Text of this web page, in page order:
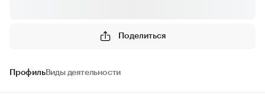
Поделиться
ПрофильВиды деятельности